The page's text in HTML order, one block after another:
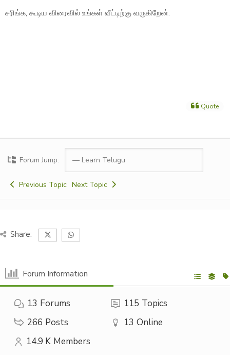
சரிங்க, கூடிய விரைவில் உங்கள் வீட்டிற்கு வருகிறேன்.
Quote
Forum Jump:
Previous Topic Next Topic
Share:
Forum Information
13 Forums 115 Topics
266 Posts 13 Online
14.9 K Members